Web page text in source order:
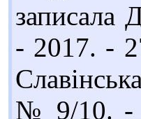
записала
- 2017. -
№ 9/10. -